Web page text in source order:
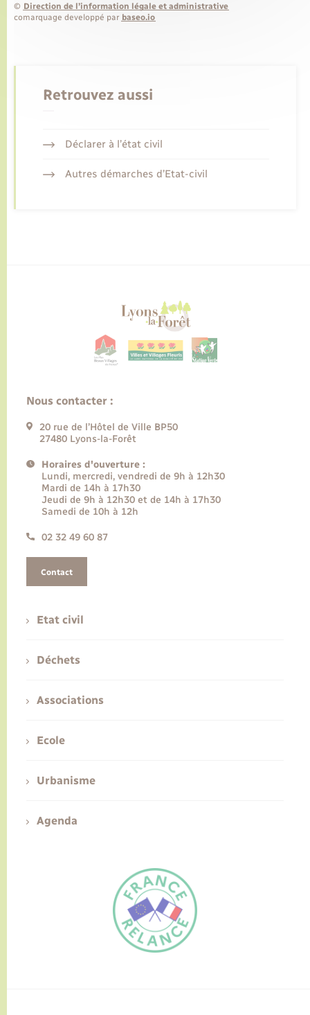
FR
© Direction de l’information légale et administrative
comarquage developpé par baseo.io
Retrouvez aussi
Déclarer à l’état civil
Autres démarches d’Etat-civil
Nous contacter :
20 rue de l’Hôtel de Ville BP50
27480 Lyons-la-Forêt
Horaires d'ouverture :
Lundi, mercredi, vendredi de 9h à 12h30
Mardi de 14h à 17h30
Jeudi de 9h à 12h30 et de 14h à 17h30
Samedi de 10h à 12h
02 32 49 60 87
Contact
Etat civil
Déchets
Associations
Ecole
Urbanisme
Agenda